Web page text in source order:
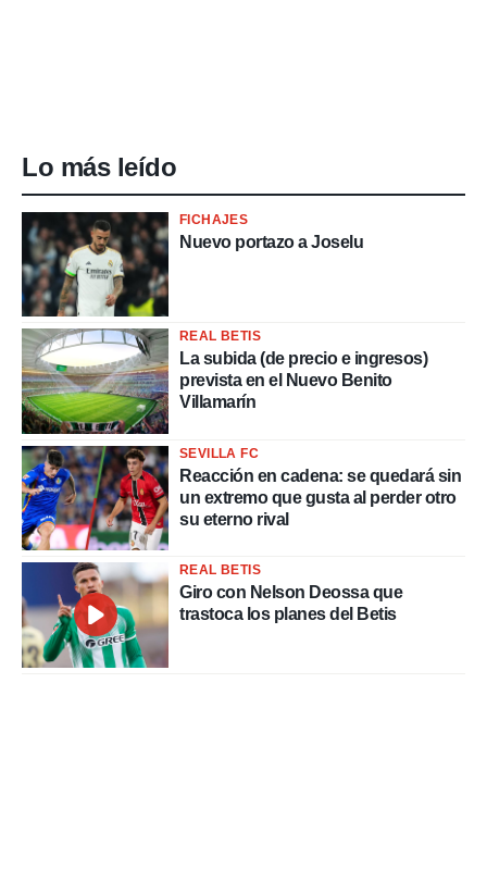
Lo más leído
FICHAJES
Nuevo portazo a Joselu
REAL BETIS
La subida (de precio e ingresos)
prevista en el Nuevo Benito
Villamarín
SEVILLA FC
Reacción en cadena: se quedará sin
un extremo que gusta al perder otro
su eterno rival
REAL BETIS
Giro con Nelson Deossa que
trastoca los planes del Betis